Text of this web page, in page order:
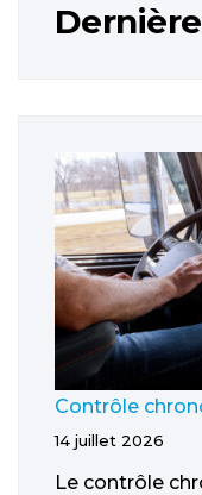
Contrôle
14 juillet 2026
Le contrôle